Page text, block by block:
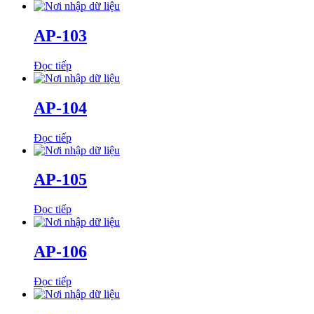
AP-103
Đọc tiếp
AP-104
Đọc tiếp
AP-105
Đọc tiếp
AP-106
Đọc tiếp